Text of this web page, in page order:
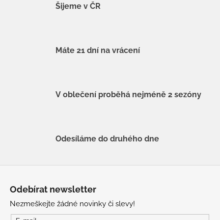
Šijeme v ČR
Máte 21 dní na vrácení
V oblečení proběhá nejméně 2 sezóny
Odesíláme do druhého dne
Odebírat newsletter
Nezmeškejte žádné novinky či slevy!